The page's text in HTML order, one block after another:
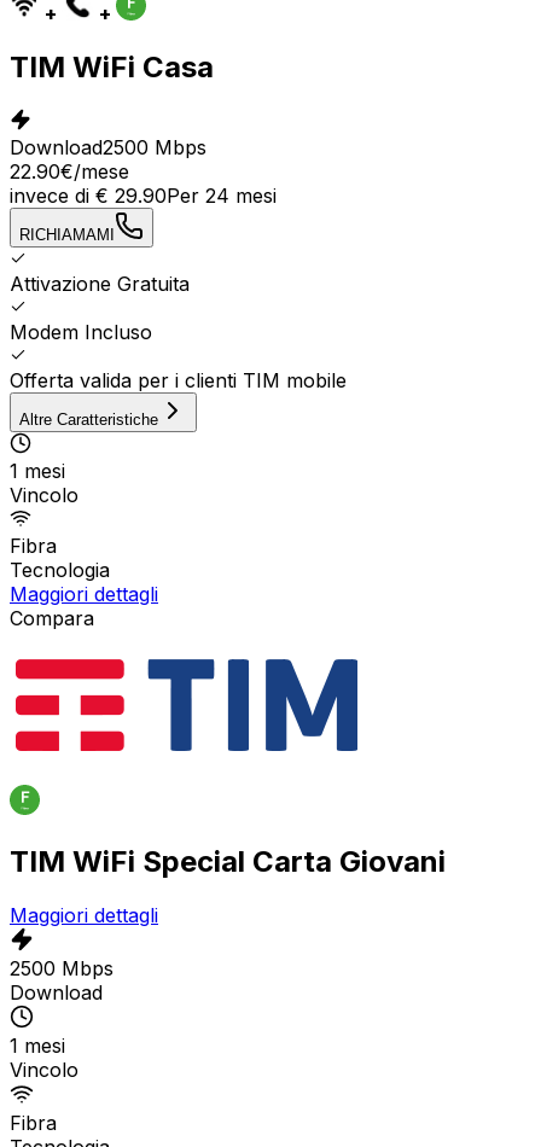
+ +
TIM WiFi Casa
Download2500 Mbps
22.90€/mese
invece di € 29.90Per 24 mesi
RICHIAMAMI
Attivazione Gratuita
Modem Incluso
Offerta valida per i clienti TIM mobile
Altre Caratteristiche
1 mesi
Vincolo
Fibra
Tecnologia
Maggiori dettagli
Compara
TIM WiFi Special Carta Giovani
Maggiori dettagli
2500 Mbps
Download
1 mesi
Vincolo
Fibra